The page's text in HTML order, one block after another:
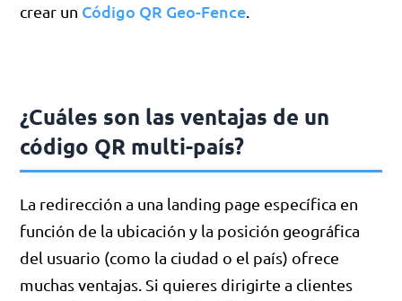
crear un Código QR Geo-Fence
¿Cuáles son las ventajas de un
código QR multi-país?
La redirección a una landing page específica en
función de la ubicación y la posición geográfica
del usuario (como la ciudad o el país) ofrece
muchas ventajas. Si quieres dirigirte a clientes